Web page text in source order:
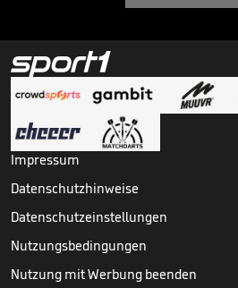
Impressum
Datenschutzhinweise
Datenschutzeinstellungen
Nutzungsbedingungen
Nutzung mit Werbung beenden